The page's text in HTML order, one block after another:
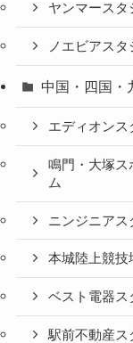
ヤンマースタ
ノエビアス
中国・四国・
エディオンス
鳴門・大塚
ム
ニンジニアス
本城陸上競技
ベスト電器ス
駅前不動産ス